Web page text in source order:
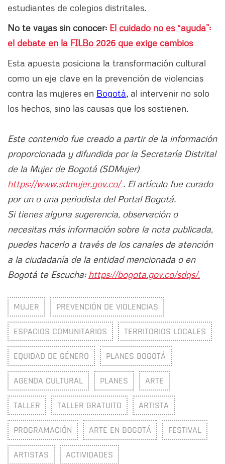
estudiantes de colegios distritales.
No te vayas sin conocer: El cuidado no es “ayuda”:
el debate en la FILBo 2026 que exige cambios
Esta apuesta posiciona la transformación cultural
como un eje clave en la prevención de violencias
contra las mujeres en Bogotá, al intervenir no solo
los hechos, sino las causas que los sostienen.
Este contenido fue creado a partir de la información
proporcionada y difundida por la Secretaría Distrital
de la Mujer de Bogotá (SDMujer)
https://www.sdmujer.gov.co/. El artículo fue curado
por un o una periodista del Portal Bogotá.
Si tienes alguna sugerencia, observación o
necesitas más información sobre la nota publicada,
puedes hacerlo a través de los canales de atención
a la ciudadanía de la entidad mencionada o en
Bogotá te Escucha: https://bogota.gov.co/sdqs/.
MUJER PREVENCIÓN DE VIOLENCIAS
ESPACIOS COMUNITARIOS TERRITORIOS LOCALES
EQUIDAD DE GÉNERO PLANES BOGOTÁ
AGENDA CULTURAL PLANES ARTE
TALLER TALLER GRATUITO ARTISTA
PROGRAMACIÓN ARTE EN BOGOTÁ FESTIVAL
ARTISTAS ACTIVIDADES